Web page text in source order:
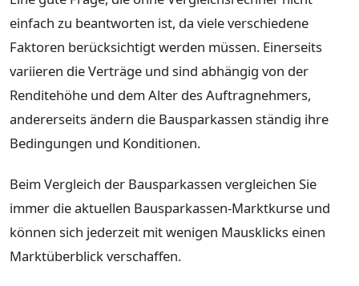
einfach zu beantworten ist, da viele verschiedene
Faktoren berücksichtigt werden müssen. Einerseits
variieren die Verträge und sind abhängig von der
Renditehöhe und dem Alter des Auftragnehmers,
andererseits ändern die Bausparkassen ständig ihre
Bedingungen und Konditionen.
Beim Vergleich der Bausparkassen vergleichen Sie
immer die aktuellen Bausparkassen-Marktkurse und
können sich jederzeit mit wenigen Mausklicks einen
Marktüberblick verschaffen.